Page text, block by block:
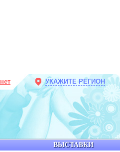
ВЫСТАВКИ
УКАЖИТЕ РЕГИОН